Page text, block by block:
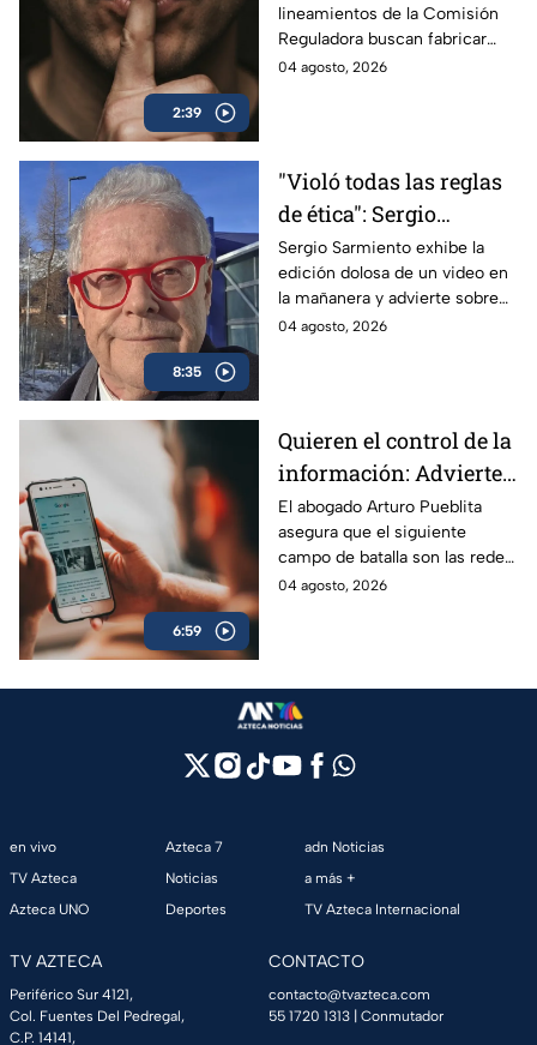
2:39
Azteca
lineamientos de la Comisión
Reguladora buscan fabricar
autocensura y controlar los
04 agosto, 2026
8:35
"Violó todas las reglas
de ética": Sergio
Sarmiento responde a
la mañanera tras video
editado
Sergio Sarmiento exhibe la
edición dolosa de un video en
la mañanera y advierte sobre
los peligros de la censura
04 agosto, 2026
6:59
Quieren el control de la
información: Advierten
riesgos por nuevos
lineamiento para
medios de
comunicación en
El abogado Arturo Pueblita
asegura que el siguiente
campo de batalla son las redes
sociales, pues lo que se quiere
04 agosto, 2026
en vivo
TV Azteca
Azteca UNO
Azteca 7
Noticias
Deportes
adn Noticias
a más +
TV Azteca Internacional
TV AZTECA
Periférico Sur 4121,
Col. Fuentes Del Pedregal,
C.P. 14141,
CONTACTO
contacto@tvazteca.com
55 1720 1313 | Conmutador